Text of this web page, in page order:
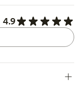
4.9